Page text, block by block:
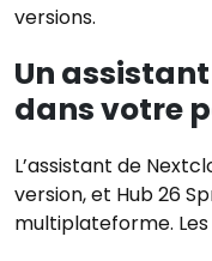
versions.
Un
dans votre
L’assistant de
version, et Hub 26
multiplateforme.